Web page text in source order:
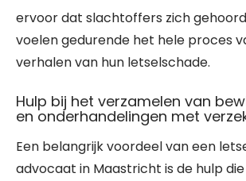
ervoor dat slachtoffers zich
voelen gedurende het hele proces
verhalen van hun letselschade.
Hulp bij het verzamelen van
en onderhandelingen met
Een belangrijk voordeel van een
advocaat in Maastricht is de hulp